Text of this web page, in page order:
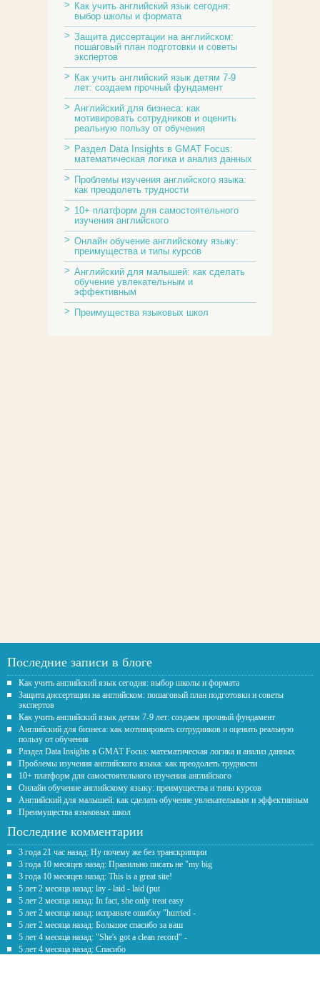
Как учить английский язык сегодня:
выбор школы и формата
Защита диссертации на английском:
пошаговый план подготовки и советы
экспертов
Как учить английский язык детям 7-9
лет: создаем прочный фундамент
Английский для бизнеса: как
мотивировать сотрудников и оценить
реальную пользу от обучения
Раздел Data Insights в GMAT Focus:
математическая логика и анализ данных
Проблемы изучения английского языка:
как преодолеть трудности
10+ платформ для самостоятельного
изучения английского
Онлайн обучение английскому языку:
преимущества и типы курсов
Английский для малышей: как сделать
обучение увлекательным и
эффективным
Преимущества языковых школ
Последние записи в блоге
Как учить английский язык сегодня: выбор школы и формата
Защита диссертации на английском: пошаговый план подготовки и советы
экспертов
Как учить английский язык детям 7-9 лет: создаем прочный фундамент
Английский для бизнеса: как мотивировать сотрудников и оценить реальную
пользу от обучения
Раздел Data Insights в GMAT Focus: математическая логика и анализ данных
Проблемы изучения английского языка: как преодолеть трудности
10+ платформ для самостоятельного изучения английского
Онлайн обучение английскому языку: преимущества и типы курсов
Английский для малышей: как сделать обучение увлекательным и эффективным
Преимущества языковых школ
Последние комментарии
3 года 21 час назад: Ну почему же без транскрипции
3 года 10 месяцев назад: Правильно писать не "my big
3 года 10 месяцев назад: This is a great site!
5 лет 2 месяца назад: lay - laid - laid (put
5 лет 2 месяца назад: In fact, she only treat easy
5 лет 2 месяца назад: исправьте ошибку "hurried -
5 лет 2 месяца назад: Большое спасибо за ваш
5 лет 4 месяца назад: "She's got a clean record" -
5 лет 4 месяца назад: Спасибо